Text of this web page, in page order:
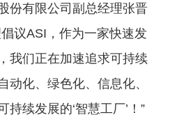
份有限公司副总经理张晋
议ASI，作为一家快速发
我们正在加速追求可持续
动化、绿色化、信息化、
续发展的‘智慧工厂’！”